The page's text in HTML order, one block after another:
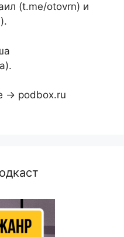
(t.me/otovrn) и
→ podbox.ru